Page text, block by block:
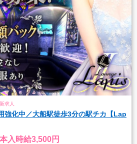
求人
強化中／大船駅徒歩3分の駅チカ【Lap
入時給3,500円